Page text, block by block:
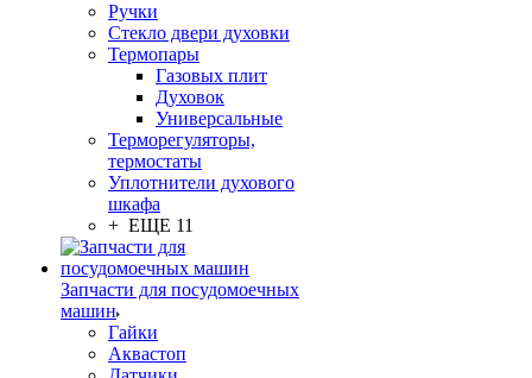
Ручки
Стекло двери духовки
Термопары
Газовых плит
Духовок
Универсальные
Терморегуляторы,
термостаты
Уплотнители духового
шкафа
+ ЕЩЕ 11
Запчасти для посудомоечных
машин
Гайки
Аквастоп